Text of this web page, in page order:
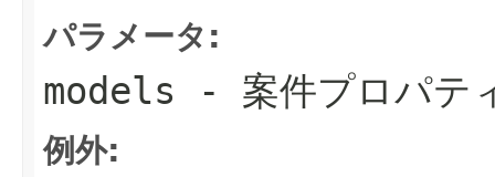
パラメータ:
models - 案件プロパテ
例外: